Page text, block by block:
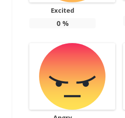
Excited
0%